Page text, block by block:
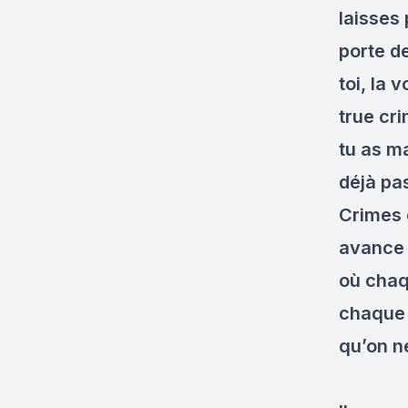
laisses
porte
toi, la
true
tu as
déjà
Crimes
avance
où
qu’on